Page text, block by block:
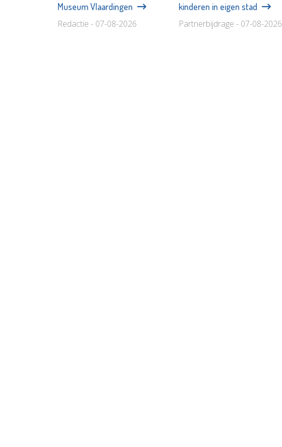
Museum Vlaardingen
Redactie - 07-08-2026
kinderen in eigen stad
Partnerbijdrage - 07-08-2026